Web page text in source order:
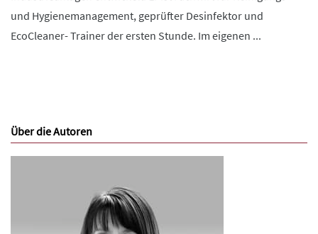
und Hygienemanagement, geprüfter Desinfektor und
EcoCleaner- Trainer der ersten Stunde. Im eigenen ...
Über die Autoren